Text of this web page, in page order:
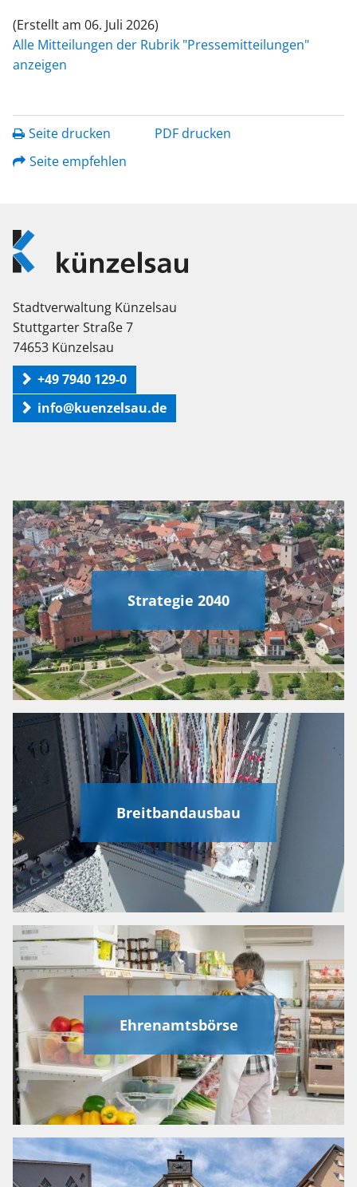
(Erstellt am 06. Juli 2026)
Alle Mitteilungen der Rubrik "Pressemitteilungen"
anzeigen
Seite drucken
PDF drucken
Seite empfehlen
Logo
Künzelsau
Stadtverwaltung Künzelsau
Stuttgarter Straße 7
74653 Künzelsau
+49 7940 129-0
info@kuenzelsau.de
Strategie 2040
Breitbandausbau
Ehrenamtsbörse